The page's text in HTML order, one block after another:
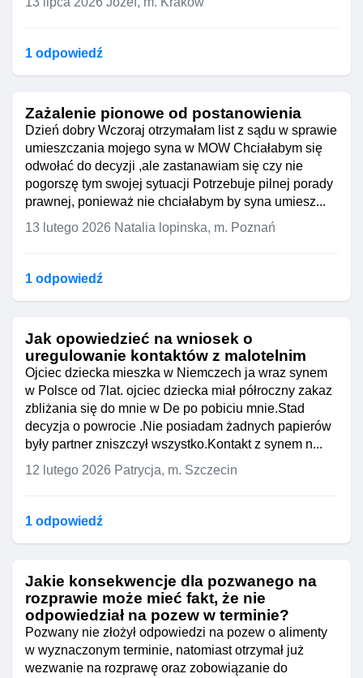
1 odpowiedź
Zażalenie pionowe od postanowienia
Dzień dobry Wczoraj otrzymałam list z sądu w sprawie
umieszczania mojego syna w MOW Chciałabym się
odwołać do decyzji ,ale zastanawiam się czy nie
pogorszę tym swojej sytuacji Potrzebuje pilnej porady
prawnej, ponieważ nie chciałabym by syna umiesz...
13 lutego 2026 Natalia lopinska, m. Poznań
1 odpowiedź
Jak opowiedzieć na wniosek o
uregulowanie kontaktów z malotelnim
Ojciec dziecka mieszka w Niemczech ja wraz synem
w Polsce od 7lat. ojciec dziecka miał półroczny zakaz
zbliżania się do mnie w De po pobiciu mnie.Stad
decyzja o powrocie .Nie posiadam żadnych papierów
były partner zniszczył wszystko.Kontakt z synem n...
12 lutego 2026 Patrycja, m. Szczecin
1 odpowiedź
Jakie konsekwencje dla pozwanego na
rozprawie może mieć fakt, że nie
odpowiedział na pozew w terminie?
Pozwany nie złożył odpowiedzi na pozew o alimenty
w wyznaczonym terminie, natomiast otrzymał już
wezwanie na rozprawę oraz zobowiązanie do